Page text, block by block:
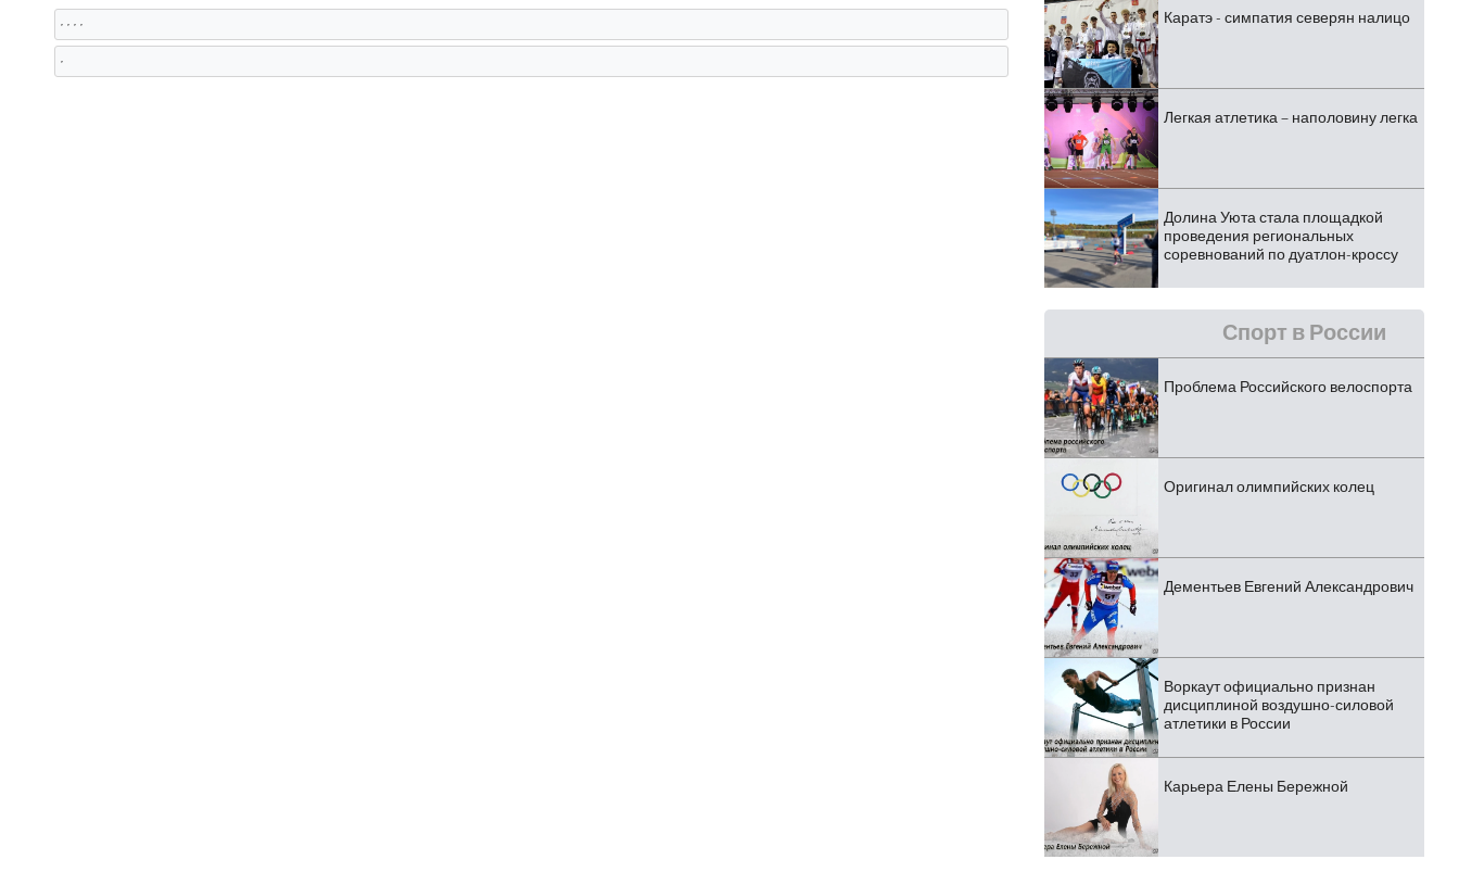
, , , ,
,
Каратэ - симпатия северян налицо
Легкая атлетика – наполовину легка
Долина Уюта стала площадкой
проведения региональных
соревнований по дуатлон-кроссу
Спорт в России
Проблема Российского велоспорта
Оригинал олимпийских колец
Дементьев Евгений Александрович
Воркаут официально признан
дисциплиной воздушно-силовой
атлетики в России
Карьера Елены Бережной